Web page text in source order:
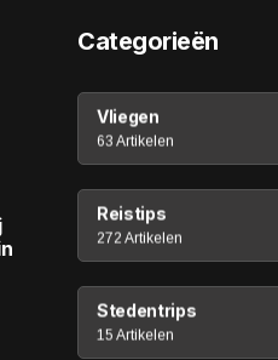
Categorieën
Vliegen
63 Artikelen
Reistips
272 Artikelen
Stedentrips
15 Artikelen